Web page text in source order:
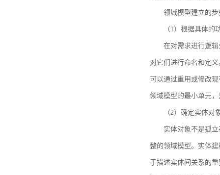
领域模型建立的
（1）根据具体
在对需求进行逻
对它们进行命名和定
可以通过重用或修改
领域模型的最小单元
（2）确定实体
实体对象不是孤
整的领域模型。实体
于描述实体间关系的